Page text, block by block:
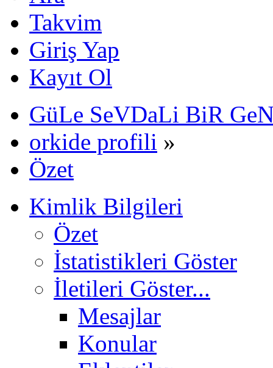
Takvim
Giriş Yap
Kayıt Ol
GüLe SeVDaLi BiR
orkide profili »
Özet
Kimlik Bilgileri
Özet
İstatistikleri Göster
İletileri Göster...
Mesajlar
Konular